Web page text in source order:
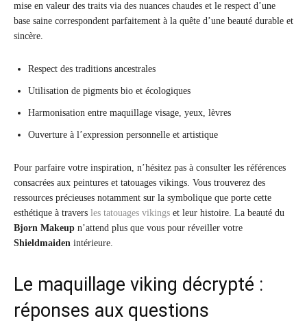
mise en valeur des traits via des nuances chaudes et le respect d’une
base saine correspondent parfaitement à la quête d’une beauté durable et
sincère.
Respect des traditions ancestrales
Utilisation de pigments bio et écologiques
Harmonisation entre maquillage visage, yeux, lèvres
Ouverture à l’expression personnelle et artistique
Pour parfaire votre inspiration, n’hésitez pas à consulter les références
consacrées aux peintures et tatouages vikings. Vous trouverez des
ressources précieuses notamment sur la symbolique que porte cette
esthétique à travers les tatouages vikings et leur histoire. La beauté du
Bjorn Makeup n’attend plus que vous pour réveiller votre
Shieldmaiden intérieure.
Le maquillage viking décrypté :
réponses aux questions